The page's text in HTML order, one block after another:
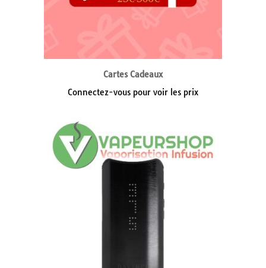
Cartes Cadeaux
Connectez-vous pour voir les prix